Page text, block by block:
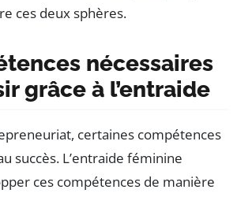
ces deux sphères.
nécessaires
grâce à l’entraide
certaines compétences
succès. L’entraide féminine
ces compétences de manière